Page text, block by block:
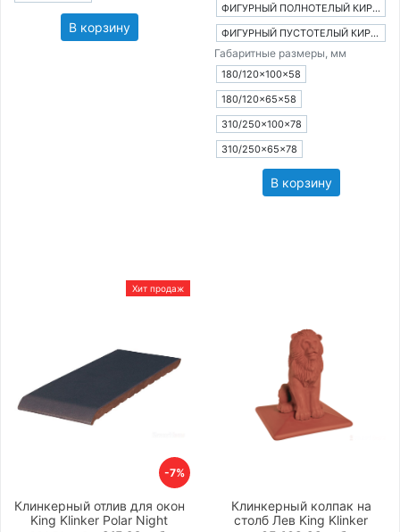
В корзину
ФИГУРНЫЙ ПОЛНОТЕЛЫЙ КИРПИЧ
ФИГУРНЫЙ ПУСТОТЕЛЫЙ КИРПИЧ
Габаритные размеры, мм
180/120×100×58
180/120×65×58
310/250×100×78
310/250×65×78
В корзину
-7%
Хит продаж
Клинкерный отлив для окон
King Klinker Polar Night
Клинкерный колпак на
столб Лев King Klinker